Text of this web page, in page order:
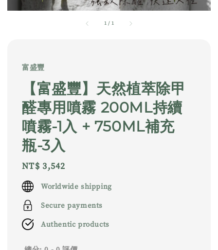
1 / 1
富盛豐
【富盛豐】天然植萃除甲
醛專用噴霧 200ML持續
噴霧-1入 + 750ML補充
瓶-3入
Regular
price
NT$ 3,542
Worldwide shipping
Secure payments
Authentic products